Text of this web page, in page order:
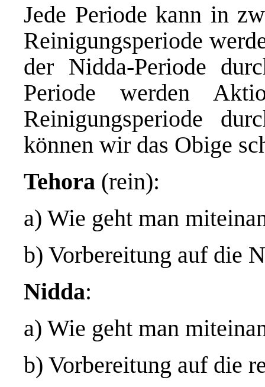
Jede Periode kann in
Reinigungsperiode
der Nidda-Periode
Periode werden
Reinigungsperiode
können wir das Obige
Tehora (rein):
a) Wie geht man
b) Vorbereitung auf die
Nidda:
a) Wie geht man
b) Vorbereitung auf die